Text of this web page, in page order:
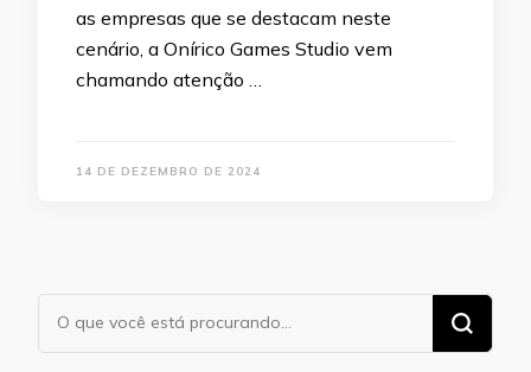
as empresas que se destacam neste
cenário, a Onírico Games Studio vem
chamando atenção …
14 DE DEZEMBRO DE 2024
Procurando
algo?